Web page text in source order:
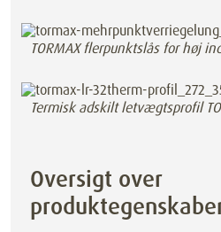
TORMAX flerpunktslås for høj
Termisk adskilt letvægtsprofil
Oversigt over